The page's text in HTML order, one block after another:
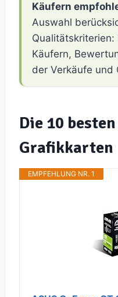
Käufern
Auswahl
Käufern,
der Verkäufe und
Die 10
Grafikkarten
EMPFEHLUNG NR. 1